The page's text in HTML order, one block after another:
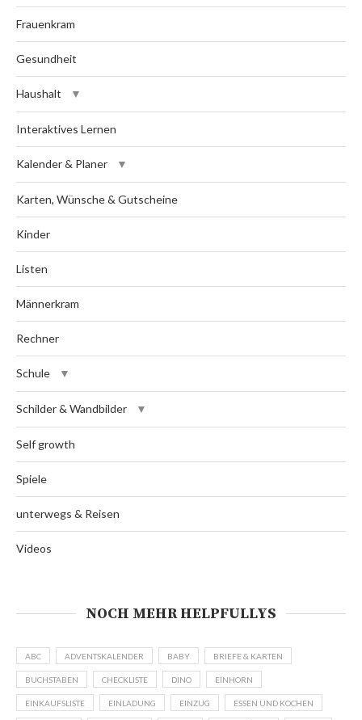
Frauenkram
Gesundheit
Haushalt
Interaktives Lernen
Kalender & Planer
Karten, Wünsche & Gutscheine
Kinder
Listen
Männerkram
Rechner
Schule
Schilder & Wandbilder
Self growth
Spiele
unterwegs & Reisen
Videos
NOCH MEHR HELPFULLYS
ABC ADVENTSKALENDER BABY BRIEFE & KARTEN
BUCHSTABEN CHECKLISTE DINO EINHORN
EINKAUFSLISTE EINLADUNG EINZUG ESSEN UND KOCHEN